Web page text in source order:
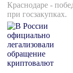
Краснодаре -
при госзакупках.